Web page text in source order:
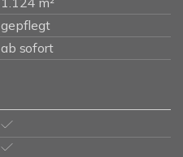
gepflegt
ab sofort